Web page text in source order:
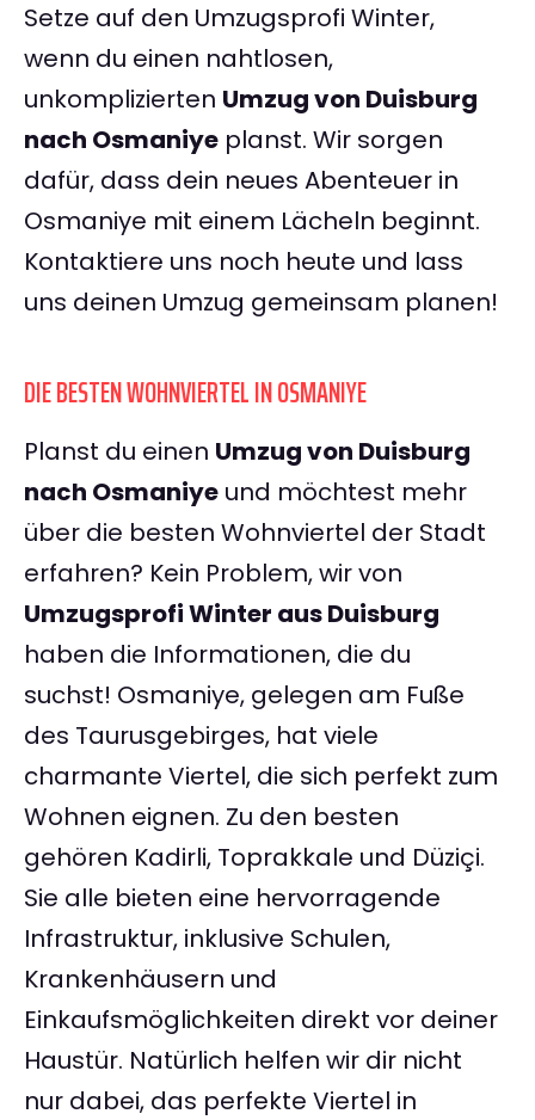
Setze auf den Umzugsprofi Winter,
wenn du einen nahtlosen,
unkomplizierten Umzug von Duisburg
nach Osmaniye planst. Wir sorgen
dafür, dass dein neues Abenteuer in
Osmaniye mit einem Lächeln beginnt.
Kontaktiere uns noch heute und lass
uns deinen Umzug gemeinsam planen!
DIE BESTEN WOHNVIERTEL IN OSMANIYE
Planst du einen Umzug von Duisburg
nach Osmaniye und möchtest mehr
über die besten Wohnviertel der Stadt
erfahren? Kein Problem, wir von
Umzugsprofi Winter aus Duisburg
haben die Informationen, die du
suchst! Osmaniye, gelegen am Fuße
des Taurusgebirges, hat viele
charmante Viertel, die sich perfekt zum
Wohnen eignen. Zu den besten
gehören Kadirli, Toprakkale und Düziçi.
Sie alle bieten eine hervorragende
Infrastruktur, inklusive Schulen,
Krankenhäusern und
Einkaufsmöglichkeiten direkt vor deiner
Haustür. Natürlich helfen wir dir nicht
nur dabei, das perfekte Viertel in